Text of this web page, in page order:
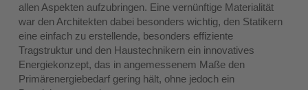
allen Aspekten aufzubringen. Eine vernünftige Materialität
war den Architekten dabei besonders wichtig, den Statikern
eine einfach zu erstellende, besonders effiziente
Tragstruktur und den Haustechnikern ein innovatives
Energiekonzept, das in angemessenem Maße den
Primärenergiebedarf gering hält, ohne jedoch ein